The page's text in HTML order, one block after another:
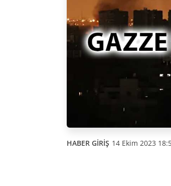
HABER GİRİŞ 14 Ekim 2023